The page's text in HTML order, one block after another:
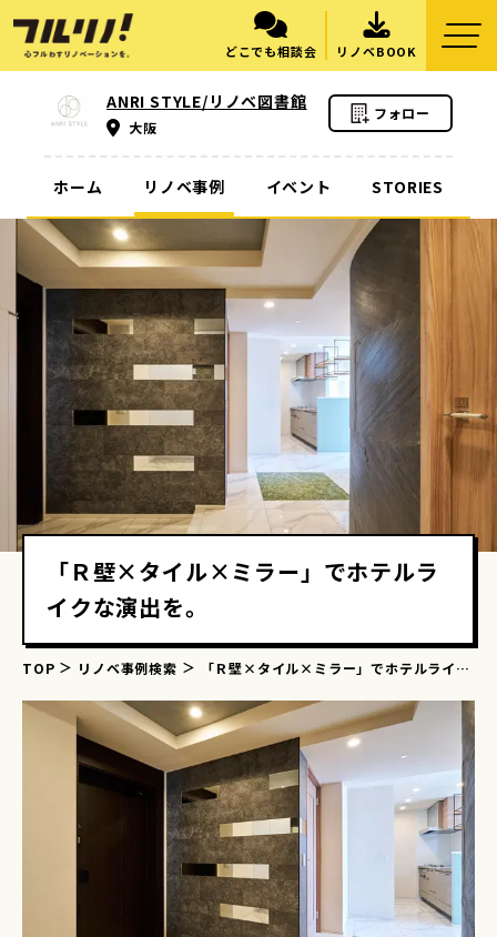
どこでも相談会 リノベBOOK
ANRI STYLE/リノベ図書館
大阪
フォロー
ホーム リノベ事例 イベント STORIES
「Ｒ壁×タイル×ミラー」でホテルラ
イクな演出を。
TOP リノベ事例検索
「Ｒ壁×タイル×ミラー」でホテルライク